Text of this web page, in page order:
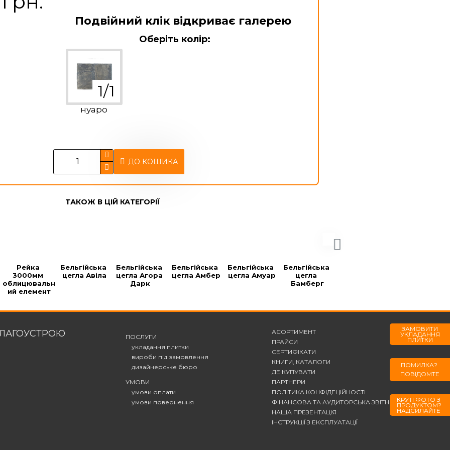
ДО КОШИКА
Подвійний клік відкриває галерею
Оберіть колір:
нуаро
ТАКОЖ В ЦІЙ КАТЕГОРІЇ
Рейка
3000мм
облицювальн
ий елемент
Бельгійська
цегла Авіла
Бельгійська
цегла Агора
Дарк
Бельгійська
цегла Амбер
Бельгійська
цегла Амуар
Бельгійська
цегла
Бамберг
ПОСЛУГИ
укладання плитки
вироби під замовлення
дизайнерське бюро
УМОВИ
умови оплати
умови повернення
АСОРТИМЕНТ
ПРАЙСИ
СЕРТИФІКАТИ
КНИГИ, КАТАЛОГИ
ДЕ КУПУВАТИ
ПАРТНЕРИ
ПОЛІТИКА КОНФІДЕЦІЙНОСТІ
ФІНАНСОВА ТА АУДИТОРСЬКА ЗВІТНІСТЬ
НАША ПРЕЗЕНТАЦІЯ
ІНСТРУКЦІЇ З ЕКСПЛУАТАЦІЇ
ЗАМОВИТИ
УКЛАДАННЯ
ПЛИТКИ
ПОМИЛКА?
ПОВІДОМТЕ
КРУТІ ФОТО З
ПРОДУКТОМ?
НАДСИЛАЙТЕ